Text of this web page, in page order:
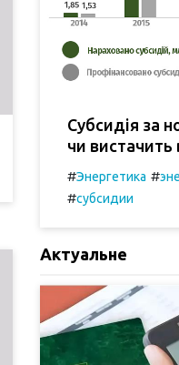
Субсидія за
чи
#Энергетика #
#субсидии
Актуальне